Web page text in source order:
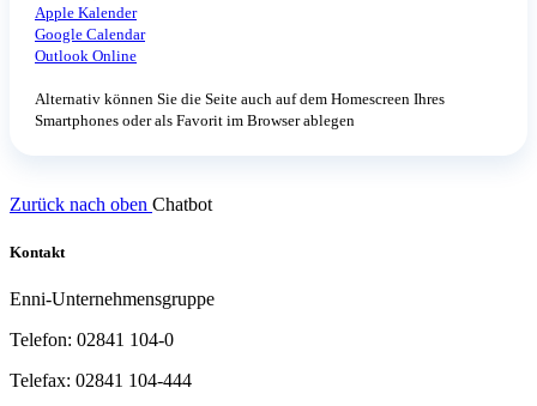
Apple Kalender
Google Calendar
Outlook Online
Alternativ können Sie die Seite auch auf dem Homescreen Ihres
Smartphones oder als Favorit im Browser ablegen
Zurück nach oben Chatbot
Kontakt
Enni-Unternehmensgruppe
Telefon: 02841 104-0
Telefax: 02841 104-444